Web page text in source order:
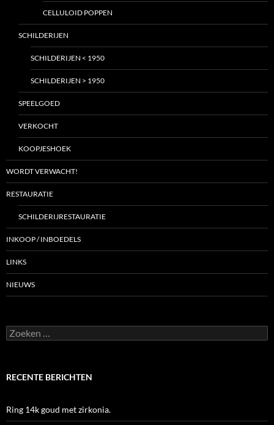
CELLULOID POPPEN
SCHILDERIJEN
SCHILDERIJEN < 1950
SCHILDERIJEN > 1950
SPEELGOED
VERKOCHT
KOOPJESHOEK
WORDT VERWACHT!
RESTAURATIE
SCHILDERIJRESTAURATIE
INKOOP / INBOEDELS
LINKS
NIEUWS
Zoeken
naar:
RECENTE BERICHTEN
Ring 14k goud met zirkonia.